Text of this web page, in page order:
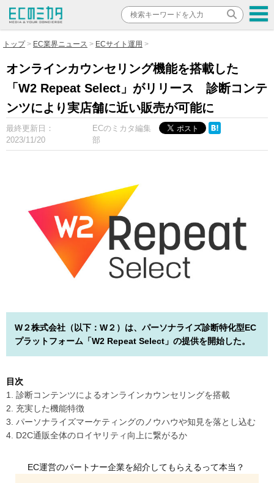
トップ EC業界ニュース ECサイト運用
オンラインカウンセリング機能を搭載した
「W2 Repeat Select」がリリース 診断コンテ
ンツにより実店舗に近い販売が可能に
最終更新日：
2023/11/20
ECのミカタ編集
部
W２株式会社（以下：W２）は、パーソナライズ診断特化型EC
プラットフォーム「W2 Repeat Select」の提供を開始した。
目次
1. 診断コンテンツによるオンラインカウンセリングを搭載
2. 充実した機能特徴
3. パーソナライズマーケティングのノウハウや知見を落とし込む
4. D2C通販全体のロイヤリティ向上に繋がるか
EC運営のパートナー企業を紹介してもらえるって本当？